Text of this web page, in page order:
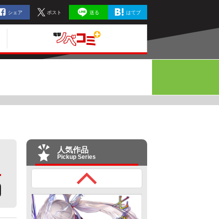
シェア ポスト 送る はてブ
人気作品
Pickup Series